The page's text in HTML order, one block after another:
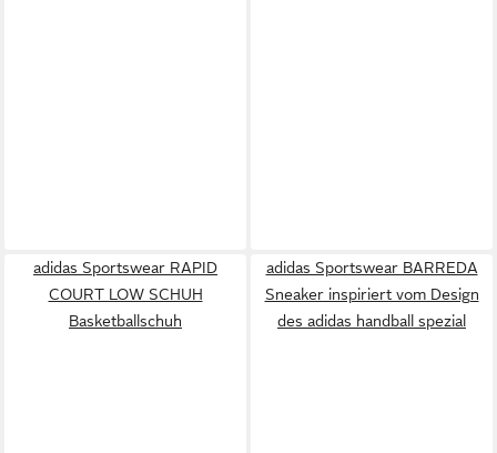
adidas Sportswear RAPID
COURT LOW SCHUH
Basketballschuh
adidas Sportswear BARREDA
Sneaker inspiriert vom Design
des adidas handball spezial